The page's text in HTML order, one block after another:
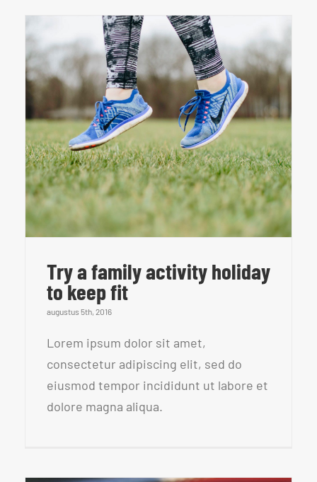
Try a family activity holiday
to keep fit
augustus 5th, 2016
Lorem ipsum dolor sit amet,
consectetur adipiscing elit, sed do
eiusmod tempor incididunt ut labore et
dolore magna aliqua.